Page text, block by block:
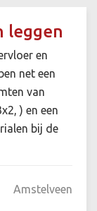
leggen
en
net een
van
) en een
bij de
Amstelveen